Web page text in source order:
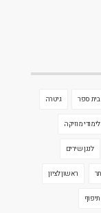
בית ספר גיטרה
לימודי מוזיקה
לנגן שירים
ראשון לציון
תיפוף